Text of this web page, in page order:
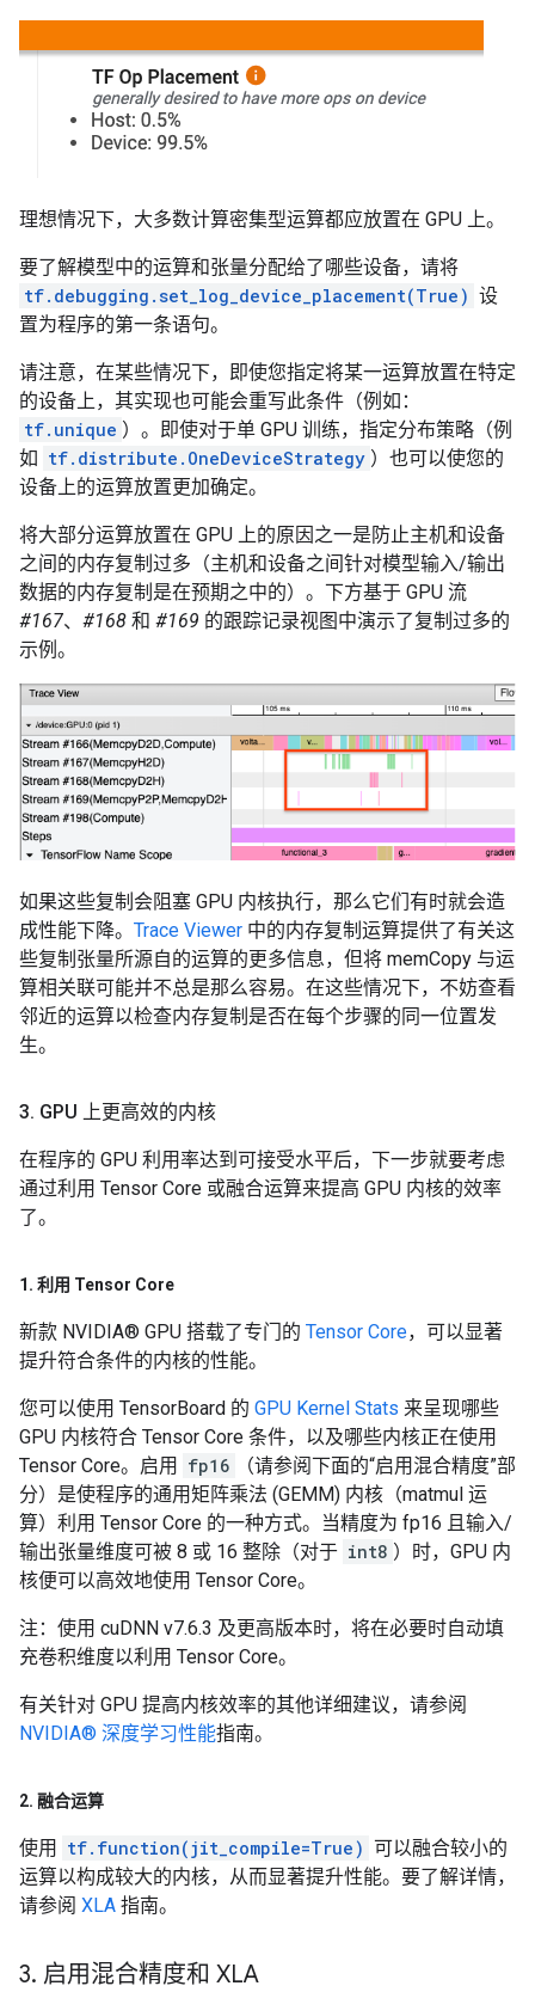
理想情况下，大多数计算密集型运算都应放置在 GPU 上。
要了解模型中的运算和张量分配给了哪些设备，请将
tf.debugging.set_log_device_placement(True) 设
置为程序的第一条语句。
请注意，在某些情况下，即使您指定将某一运算放置在特定
的设备上，其实现也可能会重写此条件（例如：
tf.unique ）。即使对于单 GPU 训练，指定分布策略（例
如 tf.distribute.OneDeviceStrategy ）也可以使您的
设备上的运算放置更加确定。
将大部分运算放置在 GPU 上的原因之一是防止主机和设备
之间的内存复制过多（主机和设备之间针对模型输入/输出
数据的内存复制是在预期之中的）。下方基于 GPU 流
#167、 #168 和 #169 的跟踪记录视图中演示了复制过多的
示例。
如果这些复制会阻塞 GPU 内核执行，那么它们有时就会造
成性能下降。 Trace Viewer 中的内存复制运算提供了有关这
些复制张量所源自的运算的更多信息，但将 memCopy 与运
算相关联可能并不总是那么容易。在这些情况下，不妨查看
邻近的运算以检查内存复制是否在每个步骤的同一位置发
生。
3. GPU 上更高效的内核
在程序的 GPU 利用率达到可接受水平后，下一步就要考虑
通过利用 Tensor Core 或融合运算来提高 GPU 内核的效率
了。
1. 利用 Tensor Core
新款 NVIDIA® GPU 搭载了专门的 Tensor Core，可以显著
提升符合条件的内核的性能。
您可以使用 TensorBoard 的 GPU Kernel Stats 来呈现哪些
GPU 内核符合 Tensor Core 条件，以及哪些内核正在使用
Tensor Core。启用
fp16
（请参阅下面的“启用混合精度”部
分）是使程序的通用矩阵乘法 (GEMM) 内核（matmul 运
算）利用 Tensor Core 的一种方式。当精度为 fp16 且输入/
输出张量维度可被 8 或 16 整除（对于 int8 ）时，GPU 内
核便可以高效地使用 Tensor Core。
注：使用 cuDNN v7.6.3 及更高版本时，将在必要时自动填
充卷积维度以利用 Tensor Core。
有关针对 GPU 提高内核效率的其他详细建议，请参阅
NVIDIA® 深度学习性能指南。
2. 融合运算
使用 tf.function(jit_compile=True) 可以融合较小的
运算以构成较大的内核，从而显著提升性能。要了解详情，
请参阅 XLA 指南。
3. 启用混合精度和 XLA